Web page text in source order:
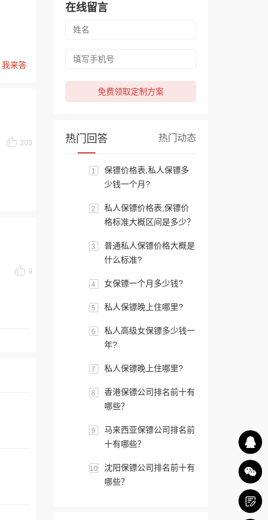
我来答
203
9
在线留言
免费领取定制方案
热门回答 热门动态
1
保镖价格表,私人保镖多
少钱一个月?
2
私人保镖价格表,保镖价
格标准大概区间是多少？
3
普通私人保镖价格大概是
什么标准?
4 女保镖一个月多少钱?
5 私人保镖晚上住哪里?
6
私人高级女保镖多少钱一
年?
7 私人保镖晚上住哪里?
8
香港保镖公司排名前十有
哪些？
9
马来西亚保镖公司排名前
十有哪些？
10
沈阳保镖公司排名前十有
哪些？